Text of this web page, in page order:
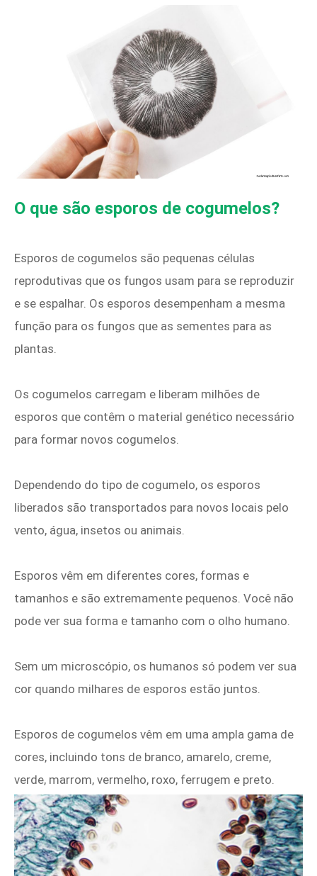
O que são esporos de cogumelos?
Esporos de cogumelos são pequenas células
reprodutivas que os fungos usam para se reproduzir
e se espalhar. Os esporos desempenham a mesma
função para os fungos que as sementes para as
plantas.
Os cogumelos carregam e liberam milhões de
esporos que contêm o material genético necessário
para formar novos cogumelos.
Dependendo do tipo de cogumelo, os esporos
liberados são transportados para novos locais pelo
vento, água, insetos ou animais.
Esporos vêm em diferentes cores, formas e
tamanhos e são extremamente pequenos. Você não
pode ver sua forma e tamanho com o olho humano.
Sem um microscópio, os humanos só podem ver sua
cor quando milhares de esporos estão juntos.
Esporos de cogumelos vêm em uma ampla gama de
cores, incluindo tons de branco, amarelo, creme,
verde, marrom, vermelho, roxo, ferrugem e preto.